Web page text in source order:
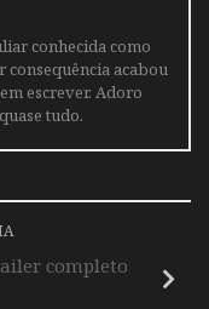
conhecida como
consequência acabou
escrever. Adoro
tudo.
completo